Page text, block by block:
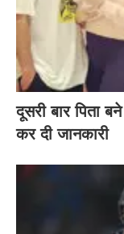
दूसरी बार‌ पिता
कर दी‌ जानकारी